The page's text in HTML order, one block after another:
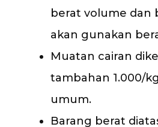
berat volume dan
akan gunakan
Muatan cairan
tambahan 1.000/
umum.
Barang berat